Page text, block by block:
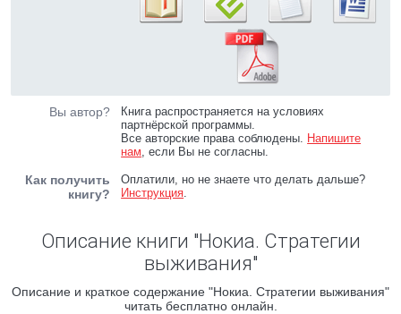
Вы автор?
Книга распространяется на условиях
партнёрской программы.
Все авторские права соблюдены. Напишите
нам, если Вы не согласны.
Как получить
книгу?
Оплатили, но не знаете что делать дальше?
Инструкция.
Описание книги "Нокиа. Стратегии
выживания"
Описание и краткое содержание "Нокиа. Стратегии выживания"
читать бесплатно онлайн.